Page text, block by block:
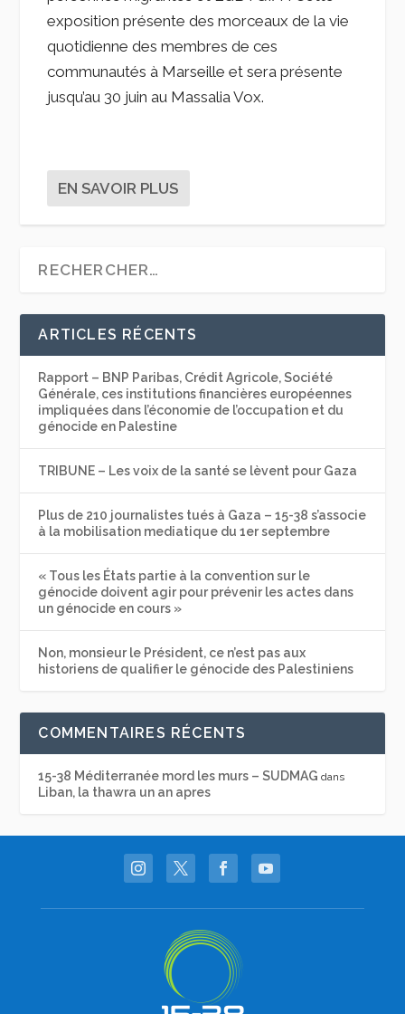
exposition présente des morceaux de la vie
quotidienne des membres de ces
communautés à Marseille et sera présente
jusqu’au 30 juin au Massalia Vox.
EN SAVOIR PLUS
ARTICLES RÉCENTS
Rapport – BNP Paribas, Crédit Agricole, Société
Générale, ces institutions financières européennes
impliquées dans l’économie de l’occupation et du
génocide en Palestine
TRIBUNE – Les voix de la santé se lèvent pour Gaza
Plus de 210 journalistes tués à Gaza – 15-38 s’associe
à la mobilisation mediatique du 1er septembre
« Tous les États partie à la convention sur le
génocide doivent agir pour prévenir les actes dans
un génocide en cours »
Non, monsieur le Président, ce n’est pas aux
historiens de qualifier le génocide des Palestiniens
COMMENTAIRES RÉCENTS
15-38 Méditerranée mord les murs – SUDMAG dans
Liban, la thawra un an apres